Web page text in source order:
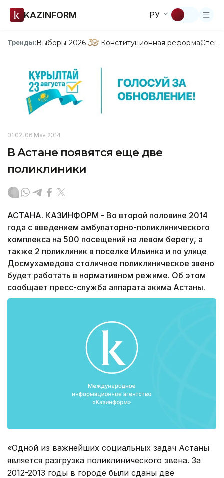
KAZINFORM РУ
Тренды:Выборы-2026 Конституционная реформа
01:02, 06 Мая 2014
В Астане появятся еще две
поликлиники
АСТАНА. КАЗИНФОРМ - Во второй половине 2014
года с введением амбулаторно-поликлинического
комплекса на 500 посещений на левом берегу, а
также 2 поликлиник в поселке Ильинка и по улице
Досмухамедова столичное поликлиническое звено
будет работать в нормативном режиме. Об этом
сообщает пресс-служба аппарата акима Астаны.
«Одной из важнейших социальных задач Астаны
является разгрузка поликлинического звена. За
2012-2013 годы в городе были сданы две